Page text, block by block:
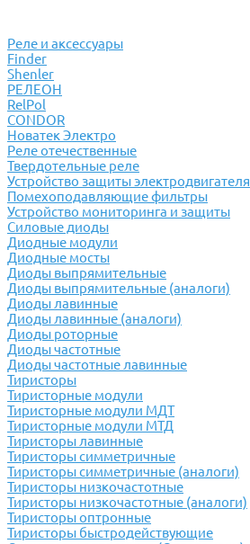
Реле и аксессуары
Finder
Shenler
РЕЛЕОН
RelPol
CONDOR
Новатек Электро
Реле отечественные
Твердотельные реле
Устройство защиты электродвигателя
Помехоподавляющие фильтры
Устройство мониторинга и защиты
Силовые диоды
Диодные модули
Диодные мосты
Диоды выпрямительные
Диоды выпрямительные (аналоги)
Диоды лавинные
Диоды лавинные (аналоги)
Диоды роторные
Диоды частотные
Диоды частотные лавинные
Тиристоры
Тиристорные модули
Тиристорные модули МДТ
Тиристорные модули МТД
Тиристоры лавинные
Тиристоры симметричные
Тиристоры симметричные (аналоги)
Тиристоры низкочастотные
Тиристоры низкочастотные (аналоги)
Тиристоры оптронные
Тиристоры быстродействующие